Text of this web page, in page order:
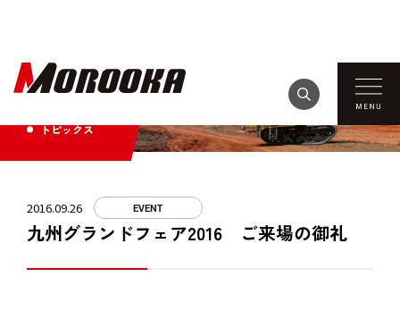
トピックス
2016.09.26 EVENT
九州グランドフェア2016 ご来場の御礼